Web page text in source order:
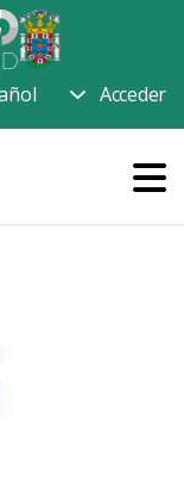
Acceder